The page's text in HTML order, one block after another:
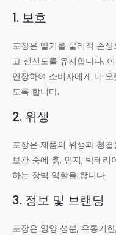
1. 보호
포장은 딸기를 물리적 손
고 신선도를 유지합니다.
연장하여 소비자에게 더
도록 합니다.
2. 위생
포장은 제품의 위생과 청
보관 중에 흙, 먼지, 박테리
하는 장벽 역할을 합니다.
3. 정보 및 브랜딩
포장은 영양 성분, 유통기